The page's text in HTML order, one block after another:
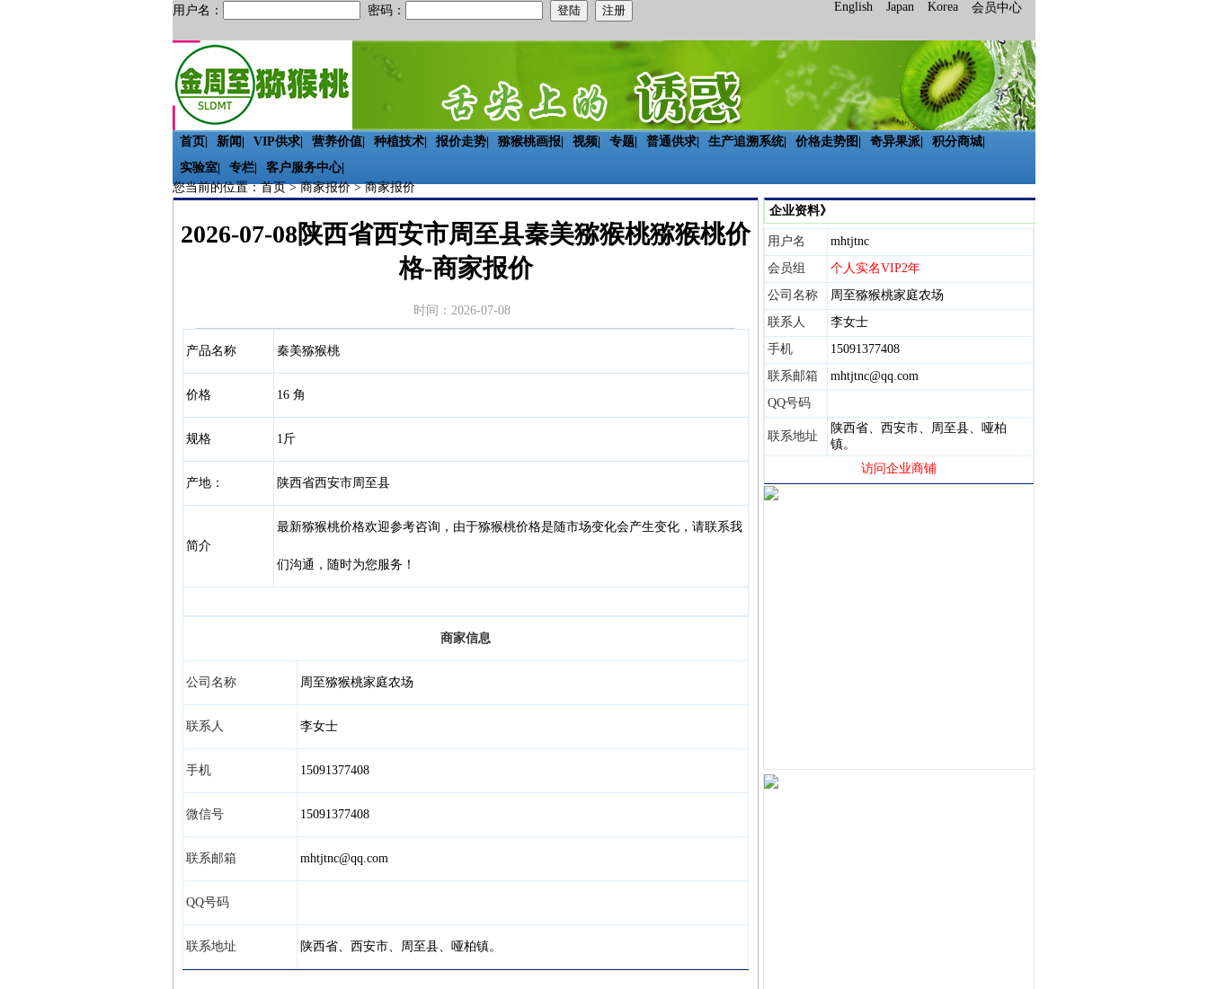
会员中心
Korea
Japan
English
用户名： 密码：
首页 新闻 VIP供求 营养价值 种植技术 报价走势 猕猴桃画报 视频 专题 普通供求 生产追溯系统| 价格走势图 奇异果派 积分商城
实验室
专栏 客户服务中心|
您当前的位置：首页>商家报价>商家报价
2026-07-08陕西省西安市周至县秦美猕猴桃猕猴桃价
格-商家报价
时间：2026-07-08
产品名称 秦美猕猴桃
价格 16 角
规格 1斤
产地： 陕西省西安市周至县
简介
最新猕猴桃价格欢迎参考咨询，由于猕猴桃价格是随市场变化会产生变化，请联系我
们沟通，随时为您服务！
商家信息
公司名称 周至猕猴桃家庭农场
联系人 李女士
手机 15091377408
微信号 15091377408
联系邮箱 mhtjtnc@qq.com
QQ号码
联系地址 陕西省、西安市、周至县、哑柏镇。
企业资料》
用户名
mhtjtnc
会员组
个人实名VIP2年
公司名称
周至猕猴桃家庭农场
联系人
李女士
手机
15091377408
联系邮箱
mhtjtnc@qq.com
QQ号码
联系地址
陕西省、西安市、周至县、哑柏
镇。
访问企业商铺